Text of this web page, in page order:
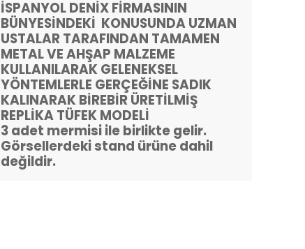
İSPANYOL DENİX FİRMASININ
BÜNYESİNDEKİ KONUSUNDA UZMAN
USTALAR TARAFINDAN TAMAMEN
METAL VE AHŞAP MALZEME
KULLANILARAK GELENEKSEL
YÖNTEMLERLE GERÇEĞİNE SADIK
KALINARAK BİREBİR ÜRETİLMİŞ
REPLİKA TÜFEK MODELİ
3 adet mermisi ile birlikte gelir.
Görsellerdeki stand ürüne dahil
değildir.